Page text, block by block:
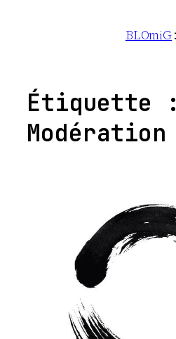
BLOmiG
Étiquette :
Modération